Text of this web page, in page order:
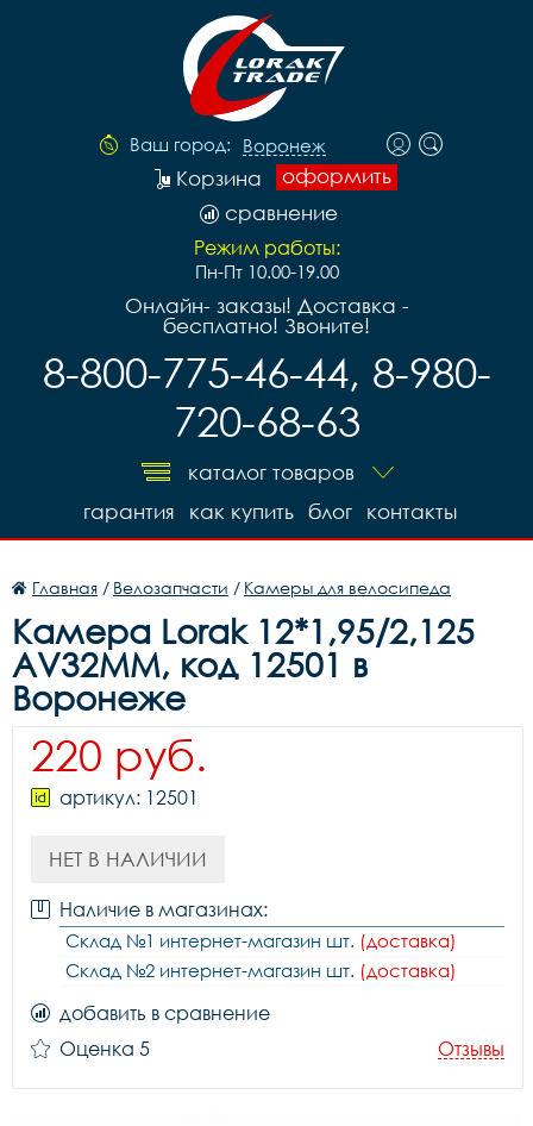
Ваш город: Воронеж
оформить
Корзина
сравнение
Режим работы:
Пн-Пт 10.00-19.00
Онлайн- заказы! Доставка -
бесплатно! Звоните!
8-800-775-46-44, 8-980-
720-68-63
каталог товаров
контакты
блог
как купить
гарантия
Главная / Велозапчасти / Камеры для велосипеда
Камера Lorak 12*1,95/2,125
AV32MM, код 12501 в
Воронеже
220 руб.
артикул: 12501
НЕТ В НАЛИЧИИ
Наличие в магазинах:
Склад №1 интернет-магазин шт. (доставка)
Склад №2 интернет-магазин шт. (доставка)
добавить в сравнение
Оценка 5
Отзывы